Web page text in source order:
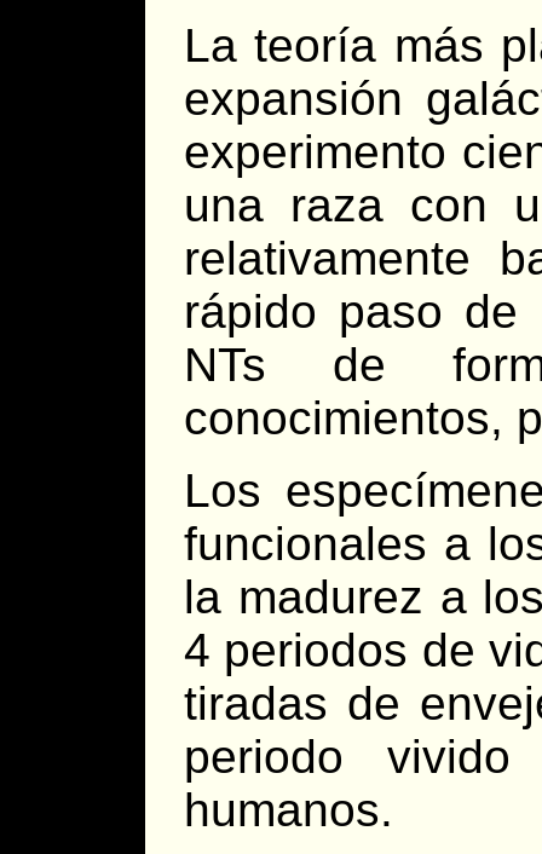
La teoría más
expansión
experimento
una raza con
relativamente
rápido paso de
NTs de
conocimientos,
Los
funcionales a
la madurez a
4 periodos de
tiradas de
periodo
humanos.